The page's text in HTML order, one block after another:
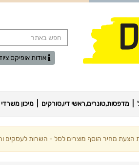
אודות אופיקס
מדפסות,טונרים,ראשי דיו,סורקים מיכון משרדי
מחיר הוסף מוצרים לסל - השרות לעסקים